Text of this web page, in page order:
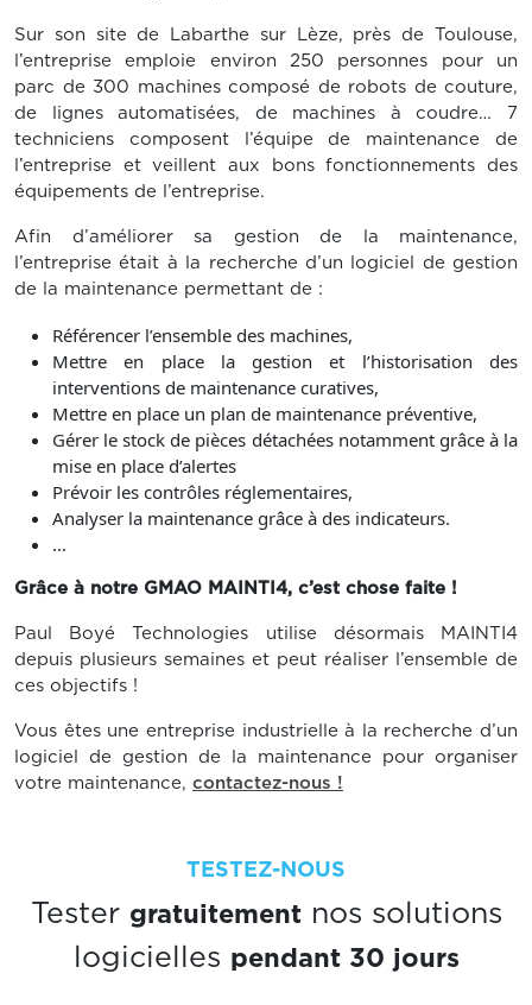
Sur son site de Labarthe sur Lèze, près de Toulouse,
l’entreprise emploie environ 250 personnes pour un
parc de 300 machines composé de robots de couture,
de lignes automatisées, de machines à coudre… 7
techniciens composent l’équipe de maintenance de
l’entreprise et veillent aux bons fonctionnements des
équipements de l’entreprise.
Afin d’améliorer sa gestion de la maintenance,
l’entreprise était à la recherche d’un logiciel de gestion
de la maintenance permettant de :
Référencer l’ensemble des machines,
Mettre en place la gestion et l’historisation des
interventions de maintenance curatives,
Mettre en place un plan de maintenance préventive,
Gérer le stock de pièces détachées notamment grâce à la
mise en place d’alertes
Prévoir les contrôles réglementaires,
Analyser la maintenance grâce à des indicateurs.
…
Grâce à notre GMAO MAINTI4, c’est chose faite !
Paul Boyé Technologies utilise désormais MAINTI4
depuis plusieurs semaines et peut réaliser l’ensemble de
ces objectifs !
Vous êtes une entreprise industrielle à la recherche d’un
logiciel de gestion de la maintenance pour organiser
votre maintenance, contactez-nous !
TESTEZ-NOUS
Tester gratuitementnos solutions
logicielles pendant 30 jours